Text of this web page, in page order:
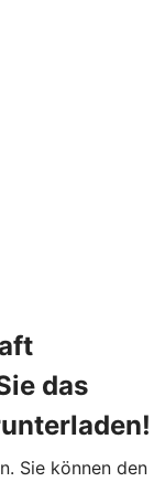
das
Sie können den